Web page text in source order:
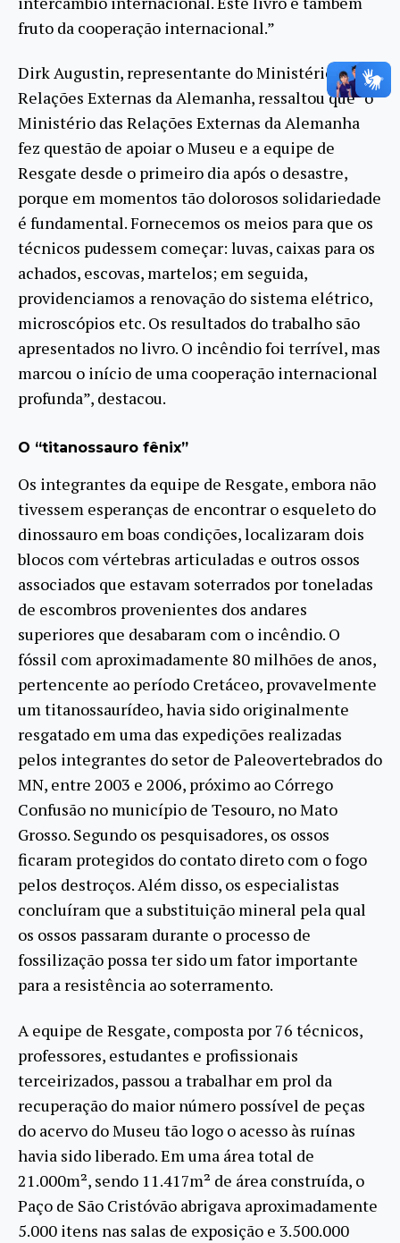
fruto da cooperação internacional.”
Dirk Augustin, representante do Ministério das
Relações Externas da Alemanha, ressaltou que “o
Ministério das Relações Externas da Alemanha
fez questão de apoiar o Museu e a equipe de
Resgate desde o primeiro dia após o desastre,
porque em momentos tão dolorosos solidariedade
é fundamental. Fornecemos os meios para que os
técnicos pudessem começar: luvas, caixas para os
achados, escovas, martelos; em seguida,
providenciamos a renovação do sistema elétrico,
microscópios etc. Os resultados do trabalho são
apresentados no livro. O incêndio foi terrível, mas
marcou o início de uma cooperação internacional
profunda”, destacou.
O “titanossauro fênix”
Os integrantes da equipe de Resgate, embora não
tivessem esperanças de encontrar o esqueleto do
dinossauro em boas condições, localizaram dois
blocos com vértebras articuladas e outros ossos
associados que estavam soterrados por toneladas
de escombros provenientes dos andares
superiores que desabaram com o incêndio. O
fóssil com aproximadamente 80 milhões de anos,
pertencente ao período Cretáceo, provavelmente
um titanossaurídeo, havia sido originalmente
resgatado em uma das expedições realizadas
pelos integrantes do setor de Paleovertebrados do
MN, entre 2003 e 2006, próximo ao Córrego
Confusão no município de Tesouro, no Mato
Grosso. Segundo os pesquisadores, os ossos
ficaram protegidos do contato direto com o fogo
pelos destroços. Além disso, os especialistas
concluíram que a substituição mineral pela qual
os ossos passaram durante o processo de
fossilização possa ter sido um fator importante
para a resistência ao soterramento.
A equipe de Resgate, composta por 76 técnicos,
professores, estudantes e profissionais
terceirizados, passou a trabalhar em prol da
recuperação do maior número possível de peças
do acervo do Museu tão logo o acesso às ruínas
havia sido liberado. Em uma área total de
21.000m², sendo 11.417m² de área construída, o
Paço de São Cristóvão abrigava aproximadamente
5.000 itens nas salas de exposição e 3.500.000